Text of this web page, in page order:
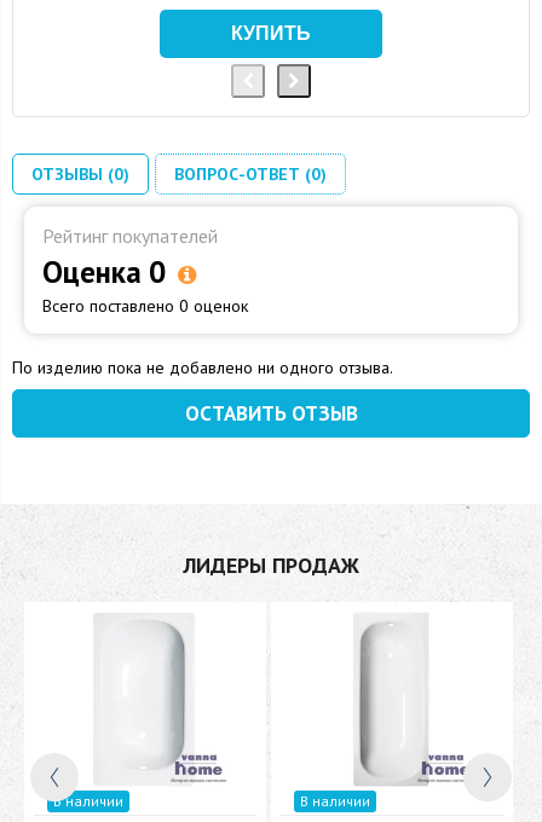
ОТЗЫВЫ (0) ВОПРОС-ОТВЕТ (0)
Рейтинг покупателей
Оценка 0
Всего поставлено 0 оценок
По изделию пока не добавлено ни одного отзыва.
ОСТАВИТЬ ОТЗЫВ
ЛИДЕРЫ ПРОДАЖ
В наличии В наличии